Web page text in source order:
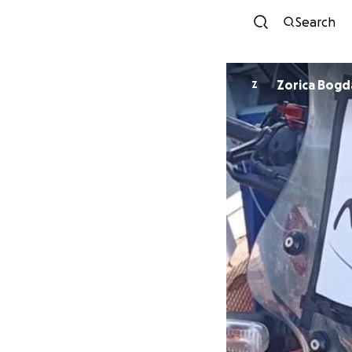
Search
Z Zorica